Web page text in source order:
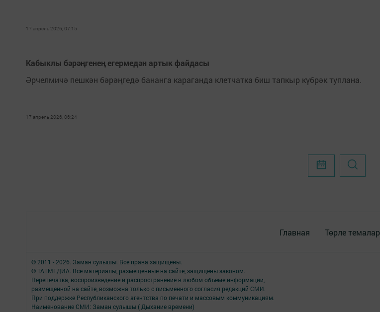
17 апрель 2026, 07:15
Кабыклы бәрәңгенең егермедән артык файдасы
Әрчелмичә пешкән бәрәңгедә бананга караганда клетчатка биш тапкыр күбрәк туплана.
17 апрель 2026, 06:24
Главная Төрле темалар
© 2011 - 2026. Заман сулышы. Все права защищены.
© ТАТМЕДИА. Все материалы, размещенные на сайте, защищены законом.
Перепечатка, воспроизведение и распространение в любом объеме информации,
размещенной на сайте, возможна только с письменного согласия редакций СМИ.
При поддержке Республиканского агентства по печати и массовым коммуникациям.
Наименование СМИ: Заман сулышы ( Дыхание времени)